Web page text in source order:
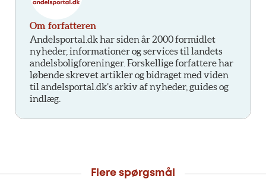
Om forfatteren
Andelsportal.dk har siden år 2000 formidlet
nyheder, informationer og services til landets
andelsboligforeninger. Forskellige forfattere har
løbende skrevet artikler og bidraget med viden
til andelsportal.dk’s arkiv af nyheder, guides og
indlæg.
Flere spørgsmål